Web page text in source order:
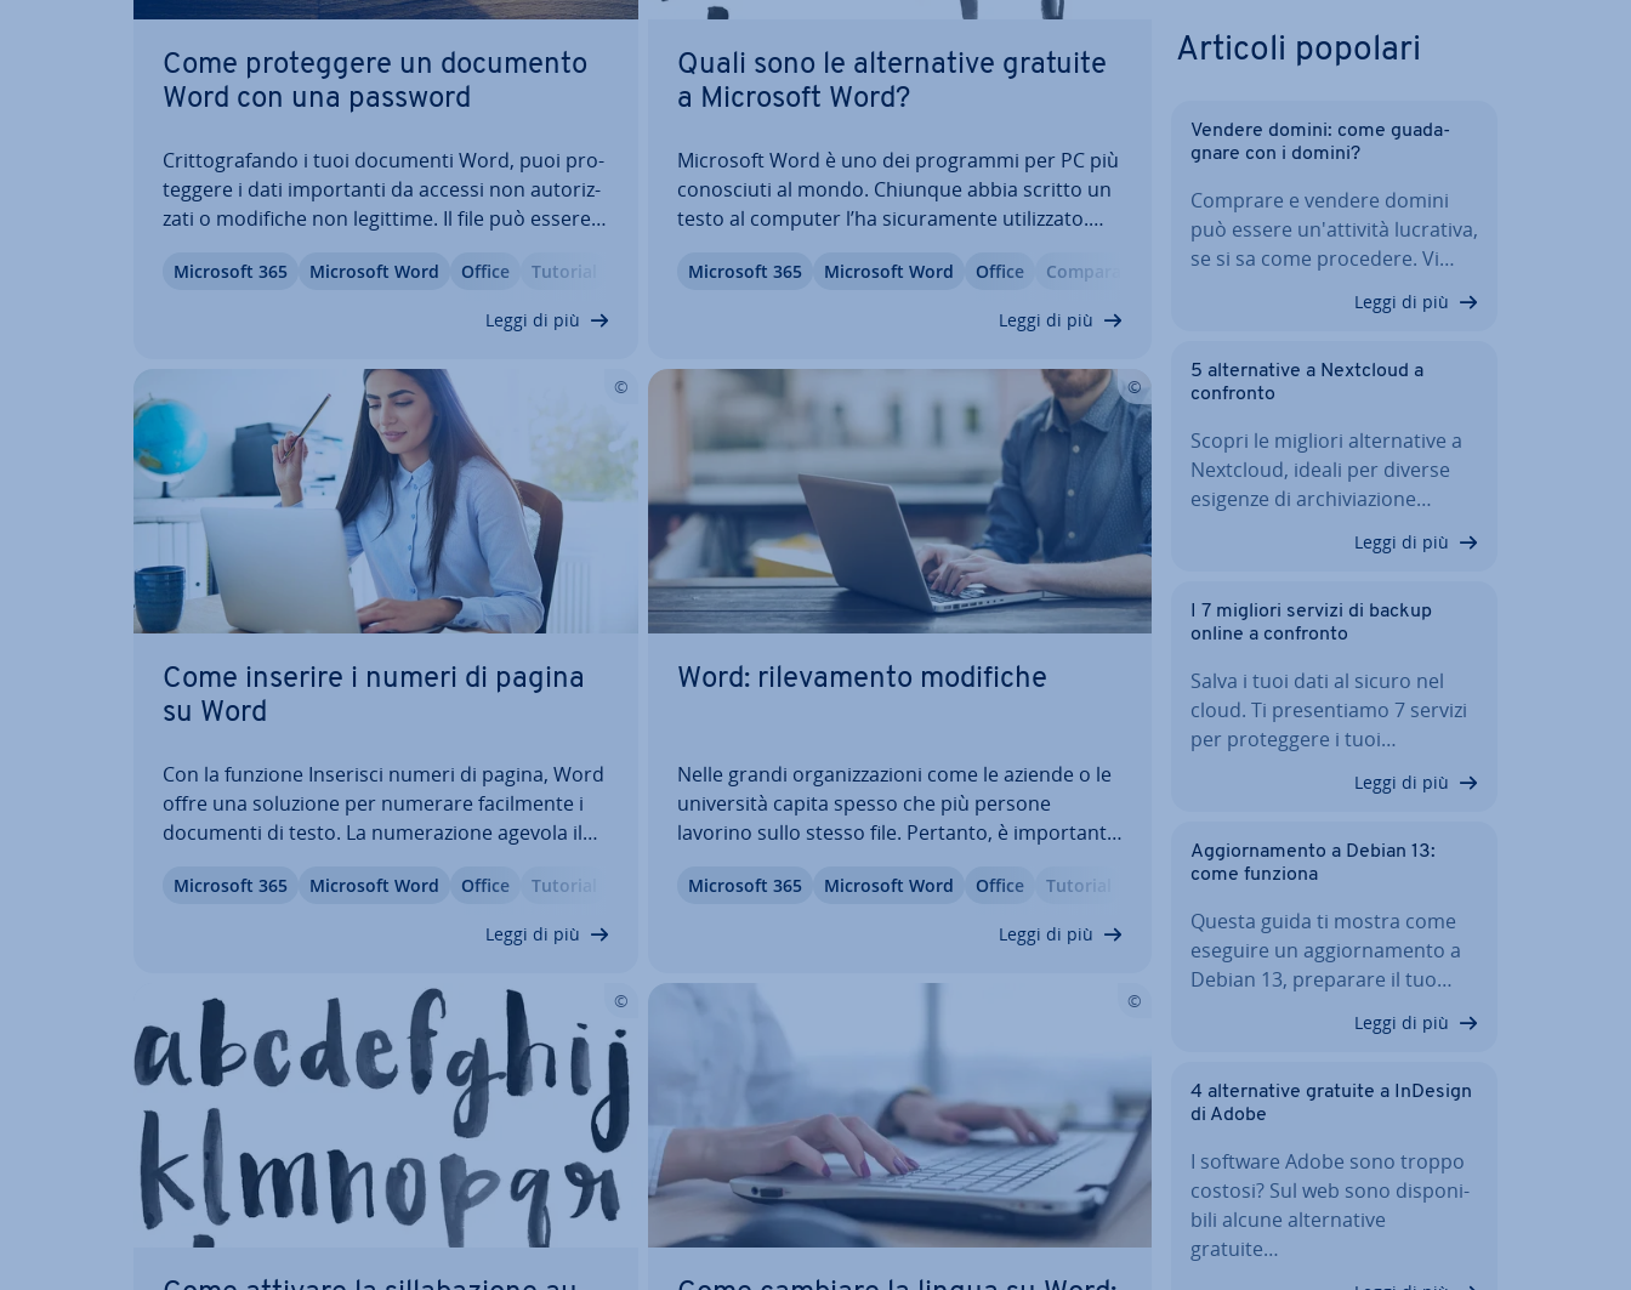
Come pro­teg­ge­re un documento
Word con una password
Crit­to­gra­fan­do i tuoi documenti Word, puoi pro­
teg­ge­re i dati im­por­tan­ti da accessi non au­to­riz­
za­ti o modifiche non legittime. Il file può essere
Office solo dopo aver inserito una password
Microsoft 365 Microsoft Word Office Tutorial
Leggi di più
Quali sono le al­ter­na­ti­ve gratuite
a Microsoft Word?
Microsoft Word è uno dei programmi per PC più
co­no­sciu­ti al mondo. Chiunque abbia scritto un
testo al computer l’ha si­cu­ra­men­te uti­liz­za­to.
prat­tut­to per un utilizzo privato, il prezzo può
Microsoft 365 Microsoft Word Office Com­pa­ra­ti­va
Leggi di più
Come inserire i numeri di pagina
su Word
Con la funzione Inserisci numeri di pagina, Word
offre una soluzione per numerare fa­cil­men­te i
documenti di testo. La nu­me­ra­zio­ne agevola il
opzioni di nu­me­ra­zio­ne delle pagine in Word,
Microsoft 365 Microsoft Word Office Tutorial
Leggi di più
Word: ri­le­va­men­to modifiche
Nelle grandi or­ga­niz­za­zio­ni come le aziende o le
uni­ver­si­tà capita spesso che più persone
lavorino sullo stesso file. Pertanto, è im­por­tan­te
modifiche. La modalità di revisione di Word
Microsoft 365 Microsoft Word Office Tutorial
Leggi di più
Articoli popolari
Vendere domini: come gua­da­
gna­re con i domini?
Comprare e vendere domini
può essere un'at­ti­vi­tà lucrativa,
se si sa come procedere. Vi…
Leggi di più
5 al­ter­na­ti­ve a Nextcloud a
confronto
Scopri le migliori al­ter­na­ti­ve a
Nextcloud, ideali per diverse
esigenze di ar­chi­via­zio­ne…
Leggi di più
I 7 migliori servizi di backup
online a confronto
Salva i tuoi dati al sicuro nel
cloud. Ti pre­sen­tia­mo 7 servizi
per pro­teg­ge­re i tuoi…
Leggi di più
Ag­gior­na­men­to a Debian 13:
come funziona
Questa guida ti mostra come
eseguire un ag­gior­na­men­to a
Debian 13, preparare il tuo…
Leggi di più
4 al­ter­na­ti­ve gratuite a InDesign
di Adobe
I software Adobe sono troppo
costosi? Sul web sono di­spo­ni­
bi­li alcune al­ter­na­ti­ve
gratuite…